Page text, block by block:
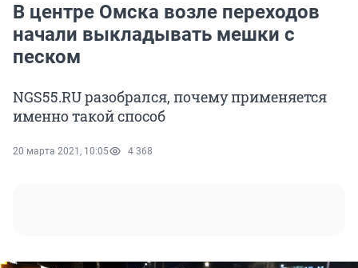
В центре Омска возле переходов
начали выкладывать мешки с
песком
NGS55.RU разобрался, почему применяется
именно такой способ
20 марта 2021, 10:05 4 368